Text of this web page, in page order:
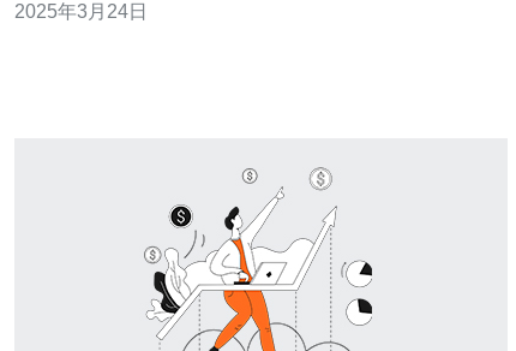
CN2（ChinaNet2）是一个备受推崇的云计算网络，为用
2025年3月24日